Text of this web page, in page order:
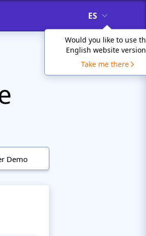
ES
Would you like to use
English website
Take me there
Demo